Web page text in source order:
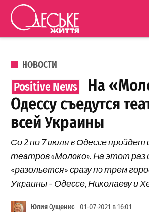
Перейти к содержанию
життя
ОПУБЛИКОВАНО В
НОВОСТИ
На
Одессу съедутся
всей Украины
Со 2 по 7 июля в Одессе
театров «Молоко». На этот раз
«разольется» сразу по трем
Украины – Одессе, Николаеву и
Юлия Сущенко 01-07-2021 в 16:01